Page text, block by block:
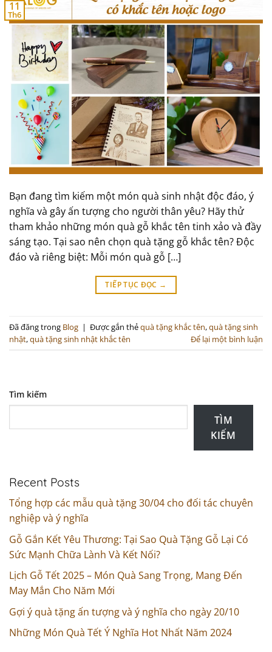
11
Th6
Bạn đang tìm kiếm một món quà sinh nhật độc đáo, ý
nghĩa và gây ấn tượng cho người thân yêu? Hãy thử
tham khảo những món quà gỗ khắc tên tinh xảo và đầy
sáng tạo. Tại sao nên chọn quà tặng gỗ khắc tên? Độc
đáo và riêng biệt: Mỗi món quà gỗ […]
TIẾP TỤC ĐỌC →
Đã đăng trong Blog | Được gắn thẻquà tặng khắc tên,quà tặng sinh
nhật,quà tặng sinh nhật khắc tên Để lại một bình luận
Tìm kiếm
TÌM
KIẾM
Recent Posts
Tổng hợp các mẫu quà tặng 30/04 cho đối tác chuyên
nghiệp và ý nghĩa
Gỗ Gắn Kết Yêu Thương: Tại Sao Quà Tặng Gỗ Lại Có
Sức Mạnh Chữa Lành Và Kết Nối?
Lịch Gỗ Tết 2025 – Món Quà Sang Trọng, Mang Đến
May Mắn Cho Năm Mới
Gợi ý quà tặng ấn tượng và ý nghĩa cho ngày 20/10
Những Món Quà Tết Ý Nghĩa Hot Nhất Năm 2024